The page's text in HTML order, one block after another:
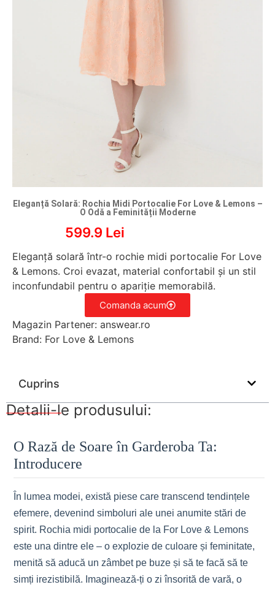
Eleganță Solară: Rochia Midi Portocalie For Love & Lemons –
O Odă a Feminității Moderne
599.9 Lei
Eleganță solară într-o rochie midi portocalie For Love
& Lemons. Croi evazat, material confortabil și un stil
inconfundabil pentru o apariție memorabilă.
Comanda acum
Magazin Partener: answear.ro
Brand: For Love & Lemons
Cuprins
Detalii-le produsului:
O Rază de Soare în Garderoba Ta:
Introducere
În lumea modei, există piese care transcend tendințele
efemere, devenind simboluri ale unei anumite stări de
spirit. Rochia midi portocalie de la For Love & Lemons
este una dintre ele – o explozie de culoare și feminitate,
menită să aducă un zâmbet pe buze și să te facă să te
simți irezistibilă. Imaginează-ți o zi însorită de vară, o